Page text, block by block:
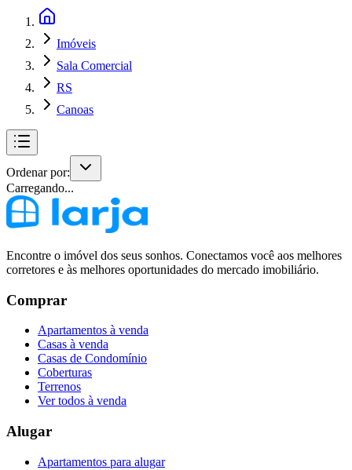
Imóveis
Sala Comercial
RS
Canoas
Ordenar por:
Carregando...
Encontre o imóvel dos seus sonhos. Conectamos você aos melhores
corretores e às melhores oportunidades do mercado imobiliário.
Comprar
Apartamentos à venda
Casas à venda
Casas de Condomínio
Coberturas
Terrenos
Ver todos à venda
Alugar
Apartamentos para alugar